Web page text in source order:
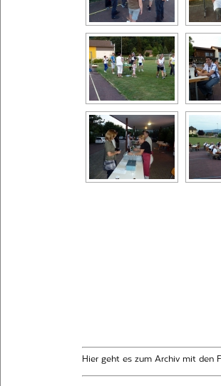
Hier geht es zum Archiv mit den